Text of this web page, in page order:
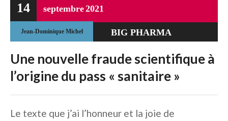
14 septembre2021
Jean-Dominique Michel BIG PHARMA
UNCATEGORIZED
Une nouvelle fraude scientifique à
l’origine du pass « sanitaire »
Le texte que j’ai l’honneur et la joie de